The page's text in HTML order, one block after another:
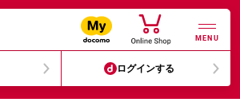
MENU
ログインする